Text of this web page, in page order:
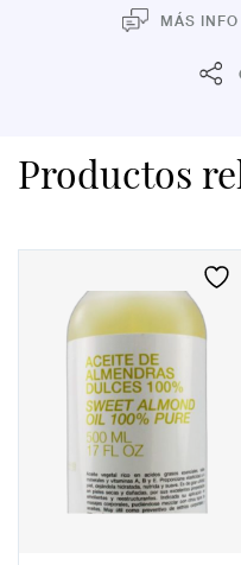
MÁS INFO
Productos